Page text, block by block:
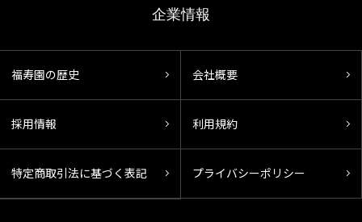
企業情報
福寿園の歴史 会社概要
採用情報 利用規約
特定商取引法に基づく表記 プライバシーポリシー